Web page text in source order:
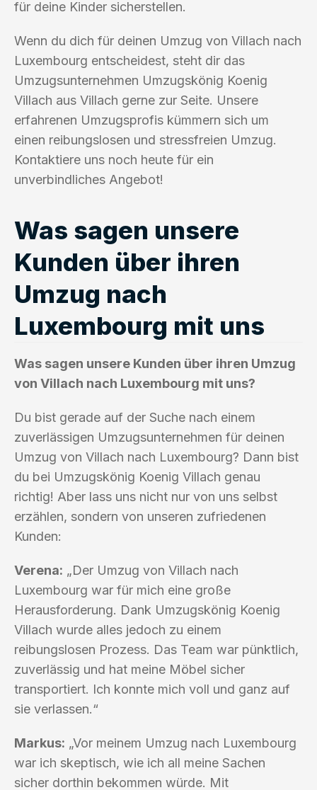
für deine Kinder sicherstellen.
Wenn du dich für deinen Umzug von Villach nach
Luxembourg entscheidest, steht dir das
Umzugsunternehmen Umzugskönig Koenig
Villach aus Villach gerne zur Seite. Unsere
erfahrenen Umzugsprofis kümmern sich um
einen reibungslosen und stressfreien Umzug.
Kontaktiere uns noch heute für ein
unverbindliches Angebot!
Was sagen unsere
Kunden über ihren
Umzug nach
Luxembourg mit uns
Was sagen unsere Kunden über ihren Umzug
von Villach nach Luxembourg mit uns?
Du bist gerade auf der Suche nach einem
zuverlässigen Umzugsunternehmen für deinen
Umzug von Villach nach Luxembourg? Dann bist
du bei Umzugskönig Koenig Villach genau
richtig! Aber lass uns nicht nur von uns selbst
erzählen, sondern von unseren zufriedenen
Kunden:
Verena: „Der Umzug von Villach nach
Luxembourg war für mich eine große
Herausforderung. Dank Umzugskönig Koenig
Villach wurde alles jedoch zu einem
reibungslosen Prozess. Das Team war pünktlich,
zuverlässig und hat meine Möbel sicher
transportiert. Ich konnte mich voll und ganz auf
sie verlassen.“
Markus: „Vor meinem Umzug nach Luxembourg
war ich skeptisch, wie ich all meine Sachen
sicher dorthin bekommen würde. Mit